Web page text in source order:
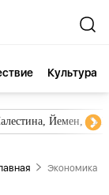
Культура
Йемен,
Экономика